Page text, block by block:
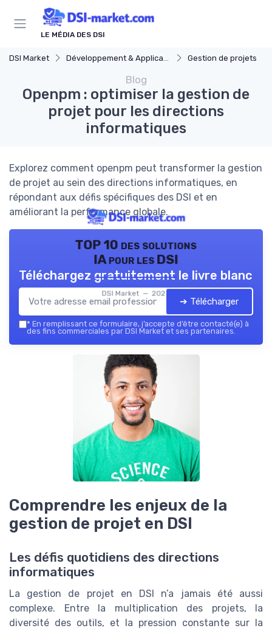
LE MÉDIA DES DSI
DSI Market Développement & Applications Gestion de projets
Blog
Openpm : optimiser la gestion de
projet pour les directions
informatiques
Explorez comment openpm peut transformer la gestion
de projet au sein des directions informatiques, en
répondant aux défis spécifiques des DSI et en
améliorant la performance globale.
TOP 10 des solutions
IA pour les DSI
DSI Market — 2026
Téléchargez gratuitement le livre blanc
➔ Télécharger
* En remplissant ce formulaire, j’accepte d’être contacté(e) à
des fins commerciales par DSI Market et ses partenaires.
Comprendre les enjeux de la
gestion de projet en DSI
Les défis quotidiens des directions
informatiques
La gestion de projet en DSI n’a jamais été aussi
complexe. Entre la multiplication des projets, la
diversité des outils, et la pression constante sur la
Panneau de gestion des cookies